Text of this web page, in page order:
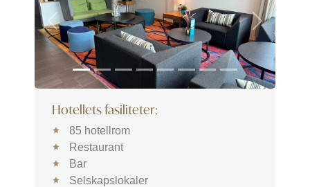
Previous Next
Hotellets fasiliteter:
85 hotellrom
Restaurant
Bar
Selskapslokaler